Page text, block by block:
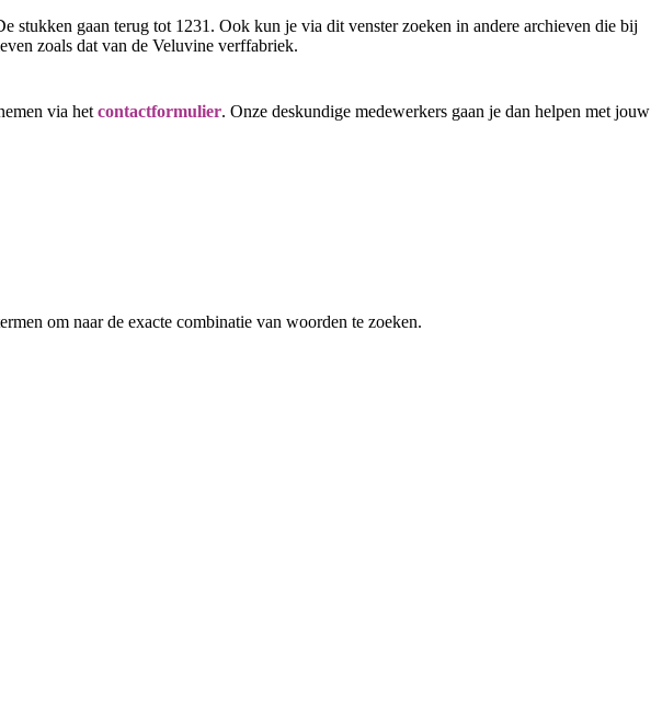
gaan terug tot 1231. Ook kun je via dit venster zoeken in andere archieven die bij
zoals dat van de Veluvine verffabriek.
via het contactformulier. Onze deskundige medewerkers gaan je dan helpen met jouw
om naar de exacte combinatie van woorden te zoeken.